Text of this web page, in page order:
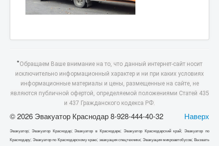
*Обращаем Ваше внимание на то, что данный интернет-сайт носит
исключительно информационный характер и ни при каких условиях
информационные материалы и цены, размещенные на сайте, не
являются публичной офертой, определяемой положениями Статей 435
и 437 Гражданского кодекса РФ.
Наверх
© 2026 Эвакуатор Краснодар 8-928-444-40-32
Эвакуатор; Эвакуатор Краснодар; Эвакуатор в Краснодаре; Эвакуатор Краснодарский край; Эвакуатор по
Краснодару; Эвакуатор по Краснодарскому краю; эвакуация спецтехники; Эвакуация микроавтобусов; Вызвать